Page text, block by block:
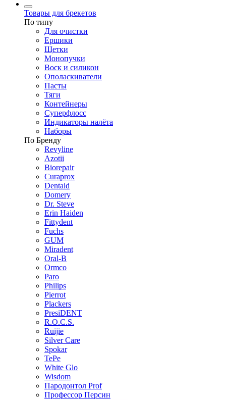
Товары для брекетов
По типу
Для очистки
Ершики
Щетки
Монопучки
Воск и силикон
Ополаскиватели
Пасты
Тяги
Контейнеры
Суперфлосс
Индикаторы налёта
Наборы
По Бренду
Revyline
Azotii
Biorepair
Curaprox
Dentaid
Domery
Dr. Steve
Erin Haiden
Fittydent
Fuchs
GUM
Miradent
Oral-B
Ormco
Paro
Philips
Pierrot
Plackers
PresiDENT
R.O.C.S.
Ruijie
Silver Care
Spokar
TePe
White Glo
Wisdom
Пародонтол Prof
Профессор Персин